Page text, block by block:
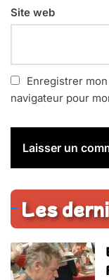
Site web
Enregistrer
navigateur pour
Les